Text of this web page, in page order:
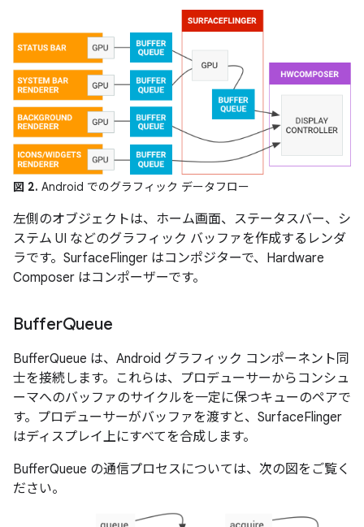
図 2. Android でのグラフィック データフロー
左側のオブジェクトは、ホーム画面、ステータスバー、シ
ステム UI などのグラフィック バッファを作成するレンダ
ラです。SurfaceFlinger はコンポジターで、Hardware
Composer はコンポーザーです。
BufferQueue
BufferQueue は、Android グラフィック コンポーネント同
士を接続します。これらは、プロデューサーからコンシュ
ーマへのバッファのサイクルを一定に保つキューのペアで
す。プロデューサーがバッファを渡すと、SurfaceFlinger
はディスプレイ上にすべてを合成します。
BufferQueue の通信プロセスについては、次の図をご覧く
ださい。